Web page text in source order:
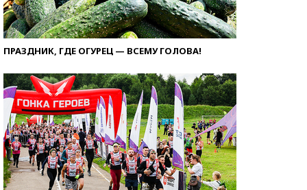
ПРАЗДНИК, ГДЕ ОГУРЕЦ — ВСЕМУ ГОЛОВА!